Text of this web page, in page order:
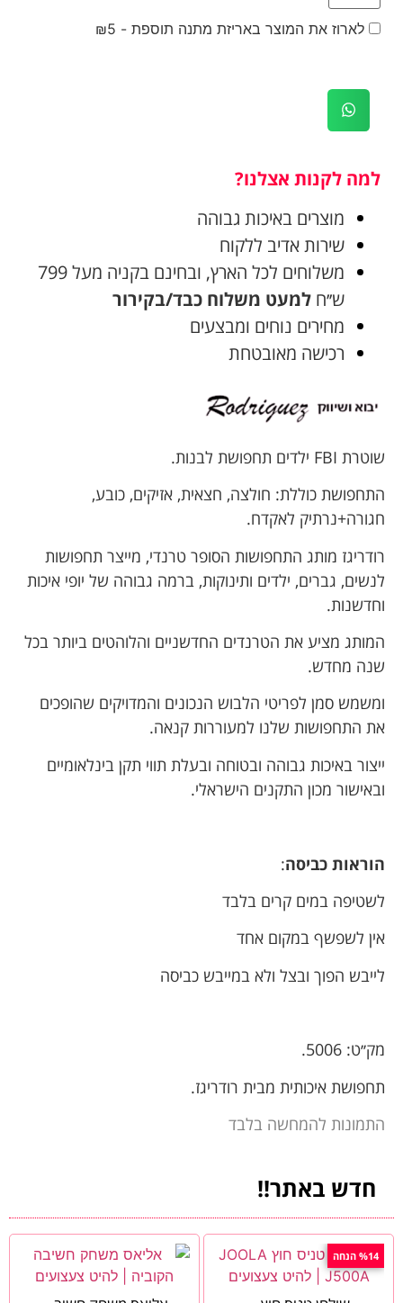
לארוז את המוצר באריזת מתנה תוספת - ₪5
למה לקנות אצלנו?
מוצרים באיכות גבוהה
שירות אדיב ללקוח
משלוחים לכל הארץ, ובחינם בקניה מעל 799
ש׳׳ח למעט משלוח כבד/בקירור
מחירים נוחים ומבצעים
רכישה מאובטחת
שוטרת FBI ילדים תחפושת לבנות.
התחפושת כוללת: חולצה, חצאית, אזיקים, כובע,
חגורה+נרתיק לאקדח.
רודריגז מותג התחפושות הסופר טרנדי, מייצר תחפושות
לנשים, גברים, ילדים ותינוקות, ברמה גבוהה של יופי איכות
וחדשנות.
המותג מציע את הטרנדים החדשניים והלוהטים ביותר בכל
שנה מחדש.
ומשמש סמן לפריטי הלבוש הנכונים והמדויקים שהופכים
את התחפושות שלנו למעוררות קנאה.
ייצור באיכות גבוהה ובטוחה ובעלת תווי תקן בינלאומיים
ובאישור מכון התקנים הישראלי.
הוראות כביסה:
לשטיפה במים קרים בלבד
אין לשפשף במקום אחד
לייבש הפוך ובצל ולא במייבש כביסה
מק׳׳ט: 5006.
תחפושת איכותית מבית רודריגז.
התמונות להמחשה בלבד
חדש באתר!!
%14 הנחה